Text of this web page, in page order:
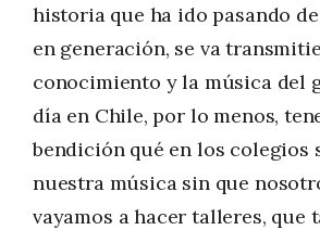
historia que ha ido pasando
en generación, se va
conocimiento y la música del
día en Chile, por lo menos,
bendición qué en los colegios
nuestra música sin que
vayamos a hacer talleres, que